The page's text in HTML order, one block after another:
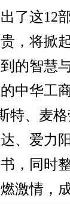
了这12
，将掀
的智慧
中华工
特、麦
、爱力
，同时
激情，